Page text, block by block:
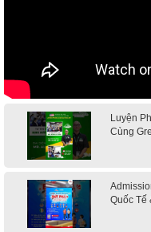
Luyện
Cùng
Quốc Tế